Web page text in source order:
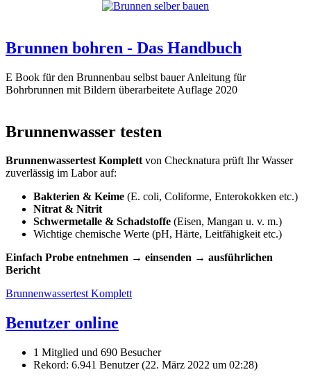
Brunnen bohren - Das Handbuch
E Book für den Brunnenbau selbst bauer Anleitung für
Bohrbrunnen mit Bildern überarbeitete Auflage 2020
Brunnenwasser testen
Brunnenwassertest Komplettvon Checknatura prüft Ihr Wasser
zuverlässig im Labor auf:
Bakterien & Keime (E. coli, Coliforme, Enterokokken etc.)
Nitrat & Nitrit
Schwermetalle & Schadstoffe (Eisen, Mangan u. v. m.)
Wichtige chemische Werte (pH, Härte, Leitfähigkeit etc.)
Einfach Probe entnehmen → einsenden → ausführlichen
Bericht
Brunnenwassertest Komplett
Benutzer online
1 Mitglied und 690 Besucher
Rekord: 6.941 Benutzer (22. März 2022 um 02:28)